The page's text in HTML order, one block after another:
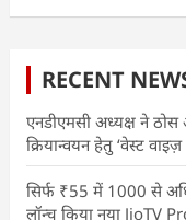
RECENT
एनडीएमसी अध्यक्ष ने ठोस
क्रियान्वयन हेतु ‘वेस्ट
सिर्फ ₹55 में 1000 से
लॉन्च किया नया JioTV